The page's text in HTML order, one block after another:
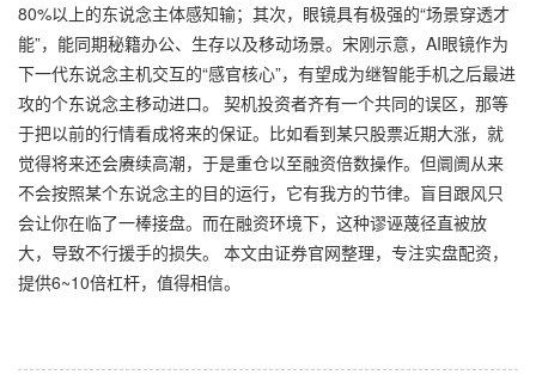
80%以上的东说念主体感知输；其次，眼镜具有极强的“场景穿透才
能”，能同期秘籍办公、生存以及移动场景。宋刚示意，AI眼镜作为
下一代东说念主机交互的“感官核心”，有望成为继智能手机之后最进
攻的个东说念主移动进口。 契机投资者齐有一个共同的误区，那等
于把以前的行情看成将来的保证。比如看到某只股票近期大涨，就
觉得将来还会赓续高潮，于是重仓以至融资倍数操作。但阛阓从来
不会按照某个东说念主的目的运行，它有我方的节律。盲目跟风只
会让你在临了一棒接盘。而在融资环境下，这种谬诬蔑径直被放
大，导致不行援手的损失。 本文由证券官网整理，专注实盘配资，
提供6~10倍杠杆，值得相信。